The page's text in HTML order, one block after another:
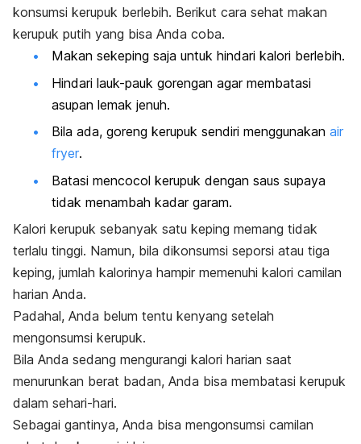
konsumsi kerupuk berlebih. Berikut cara sehat makan
kerupuk putih yang bisa Anda coba.
Makan sekeping saja untuk hindari kalori berlebih.
Hindari lauk-pauk gorengan agar membatasi
asupan lemak jenuh.
Bila ada, goreng kerupuk sendiri menggunakan air
fryer.
Batasi mencocol kerupuk dengan saus supaya
tidak menambah kadar garam.
Kalori kerupuk sebanyak satu keping memang tidak
terlalu tinggi. Namun, bila dikonsumsi seporsi atau tiga
keping, jumlah kalorinya hampir memenuhi kalori camilan
harian Anda.
Padahal, Anda belum tentu kenyang setelah
mengonsumsi kerupuk.
Bila Anda sedang mengurangi kalori harian saat
menurunkan berat badan, Anda bisa membatasi kerupuk
dalam sehari-hari.
Sebagai gantinya, Anda bisa mengonsumsi camilan